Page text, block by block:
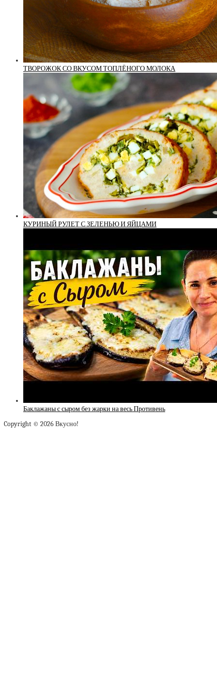
ТВОРОЖОК СО ВКУСОМ ТОПЛЁНОГО МОЛОКА
КУРИНЫЙ РУЛЕТ С ЗЕЛЕНЬЮ И ЯЙЦАМИ
Баклажаны с сыром без жарки на весь Противень
Copyright © 2026 Вкусно!